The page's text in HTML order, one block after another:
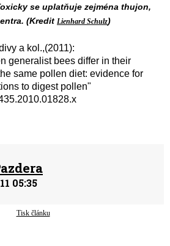
se uplatňuje zejména thujon,
(Kredit Lienhard Schulz)
a kol.,(2011):
generalist bees differ in their
same pollen diet: evidence for
to digest pollen"
05:35
Tisk článku